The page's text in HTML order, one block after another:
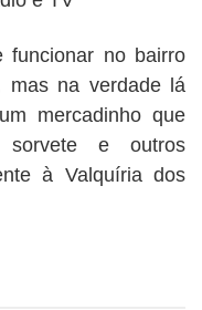
funcionar no bairro
mas na verdade lá
mercadinho que
e outros
à Valquíria dos